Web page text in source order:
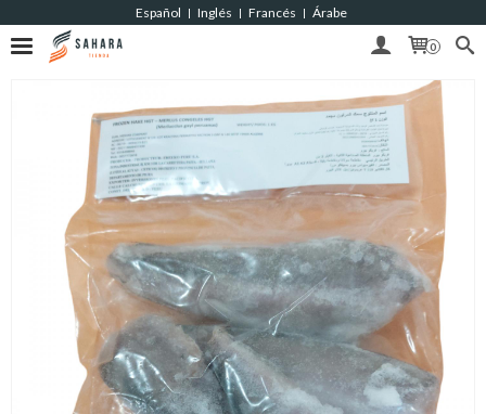
Español | Inglés | Francés | Árabe
0